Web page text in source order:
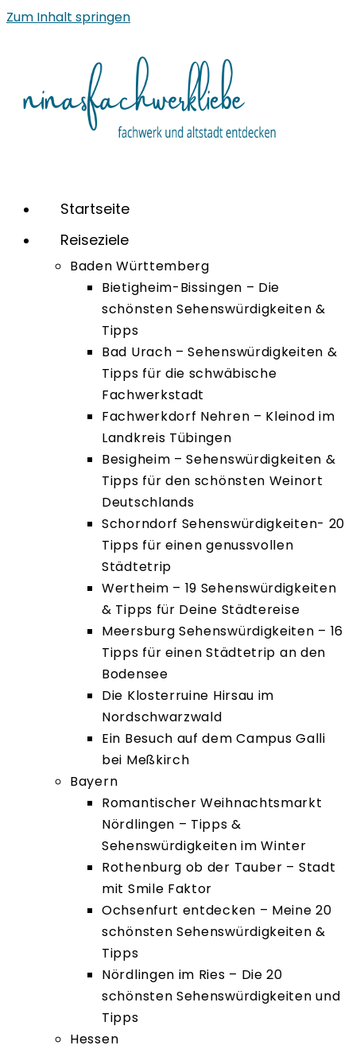
Zum Inhalt springen
Startseite
Reiseziele
Baden Württemberg
Bietigheim-Bissingen – Die
schönsten Sehenswürdigkeiten &
Tipps
Bad Urach – Sehenswürdigkeiten &
Tipps für die schwäbische
Fachwerkstadt
Fachwerkdorf Nehren – Kleinod im
Landkreis Tübingen
Besigheim – Sehenswürdigkeiten &
Tipps für den schönsten Weinort
Deutschlands
Schorndorf Sehenswürdigkeiten- 20
Tipps für einen genussvollen
Städtetrip
Wertheim – 19 Sehenswürdigkeiten
& Tipps für Deine Städtereise
Meersburg Sehenswürdigkeiten – 16
Tipps für einen Städtetrip an den
Bodensee
Die Klosterruine Hirsau im
Nordschwarzwald
Ein Besuch auf dem Campus Galli
bei Meßkirch
Bayern
Romantischer Weihnachtsmarkt
Nördlingen – Tipps &
Sehenswürdigkeiten im Winter
Rothenburg ob der Tauber – Stadt
mit Smile Faktor
Ochsenfurt entdecken – Meine 20
schönsten Sehenswürdigkeiten &
Tipps
Nördlingen im Ries – Die 20
schönsten Sehenswürdigkeiten und
Tipps
Hessen